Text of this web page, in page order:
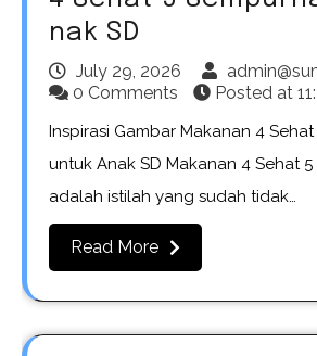
nak SD
July 29, 2026
0 Comments
Posted at
Inspirasi Gambar Makanan 4
untuk Anak SD Makanan 4 Sehat
adalah istilah yang sudah tidak…
Read More